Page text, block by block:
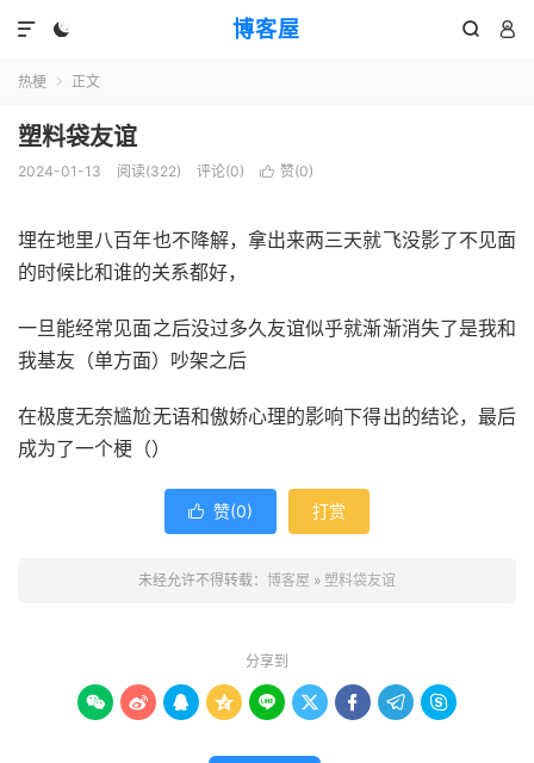
博客屋
  

热梗  正文
塑料袋友谊
2024-01-13 阅读(322) 评论(0)  赞(0)
埋在地里八百年也不降解，拿出来两三天就飞没影了不见面
的时候比和谁的关系都好，
一旦能经常见面之后没过多久友谊似乎就渐渐消失了是我和
我基友（单方面）吵架之后
在极度无奈尴尬无语和傲娇心理的影响下得出的结论，最后
成为了一个梗（）
 赞(0) 打赏
未经允许不得转载： 博客屋 » 塑料袋友谊
分享到
        